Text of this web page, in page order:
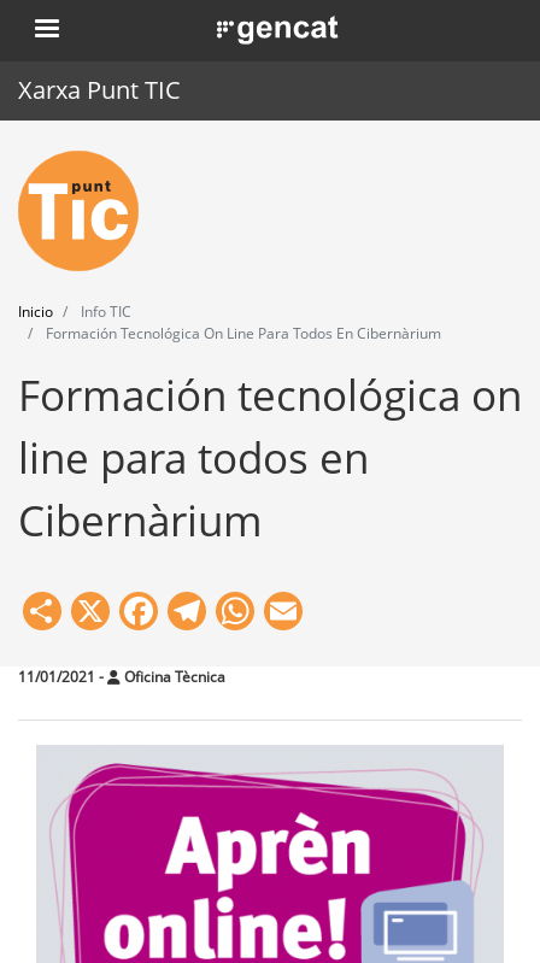
Pasar
al
. Obre en una nova finestra.
Xarxa Punt TIC
Inicio
Punt TIC
Actualidad
Agenda
Formación
Inicio
Info TIC
Formación Tecnológica On Line Para Todos En Cibernàrium
Formación tecnológica on
line para todos en
Cibernàrium
Share
X Facebook
Telegram
WhatsApp
11/01/2021 - Oficina Tècnica